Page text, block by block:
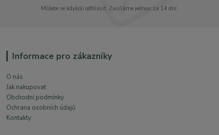
Můžete se kdykoli odhlásit. Zasíláme jednou za 14 dní.
Informace pro zákazníky
O nás
Jak nakupovat
Obchodní podmínky
Ochrana osobních údajů
Kontakty